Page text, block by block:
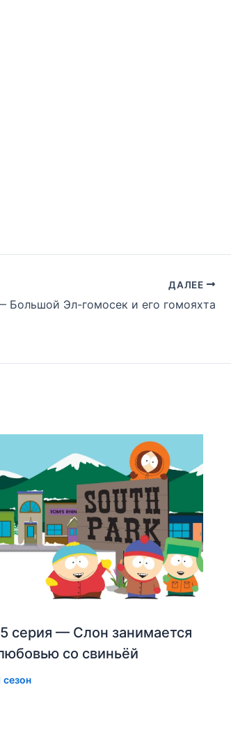
ДАЛЕЕ
Большой Эл-гомосек и его гомояхта
5 серия — Слон занимается
со свиньёй
сезон